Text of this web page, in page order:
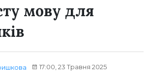
мову для
17:00, 23 Травня 2025